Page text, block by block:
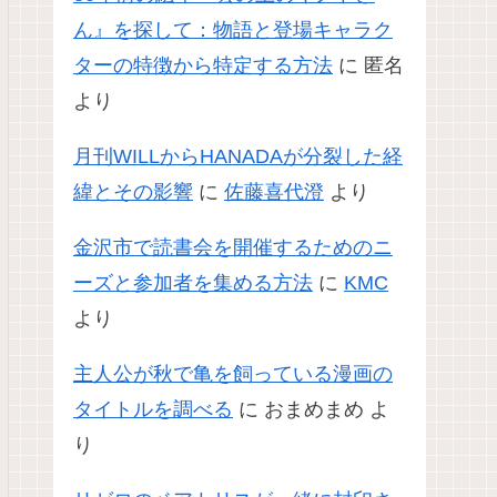
ん』を探して：物語と登場キャラク
ターの特徴から特定する方法 に 匿名
より
月刊WILLからHANADAが分裂した経
緯とその影響 に 佐藤喜代澄 より
金沢市で読書会を開催するためのニ
ーズと参加者を集める方法 に KMC
より
主人公が秋で亀を飼っている漫画の
タイトルを調べる に おまめまめ よ
り